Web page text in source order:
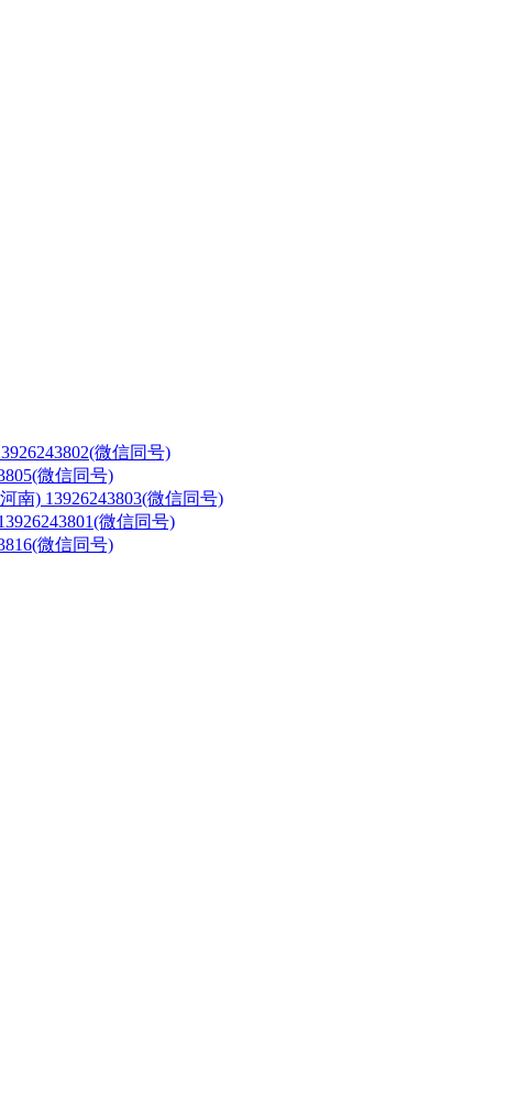
微信同号)
微信同号)
南) 13926243803(微信同号)
微信同号)
微信同号)